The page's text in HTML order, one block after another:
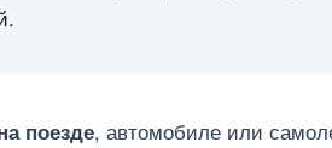
поезде, автомобиле или